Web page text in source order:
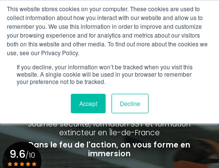
This website stores cookies on your computer. These cookies are used to
collect information about how you interact with our website and allow us to
remember you. We use this information in order to improve and customize
your browsing experience and for analytics and metrics about our visitors
both on this website and other media. To find out more about the cookies we
use, see our Privacy Policy.
If you decline, your information won’t be tracked when you visit this
website. A single cookie will be used in your browser to remember
your preference not to be tracked.
Accept Decline
Aller
au
contenu
principal
01 84 20 18 48
Rappel gratuit
Spécialiste de la formation SST et
de la Formation Incendie
à Paris La Défense depuis 2015
Journée sécurité, formation SST et formation
extincteuren Île-de-France
Dans le feu de l'action, on vous forme en
immersion
9.6/10